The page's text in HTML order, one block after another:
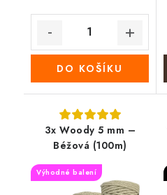
DO KOŠÍKU
3x Woody 5 mm –
Béžová (100m)
Výhodné balení